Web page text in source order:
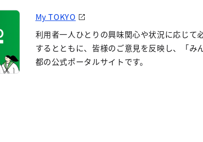
My TOKYO
利用者一人ひとりの興味関心や状況に応じて
するとともに、皆様のご意見を反映し、「み
都の公式ポータルサイトです。